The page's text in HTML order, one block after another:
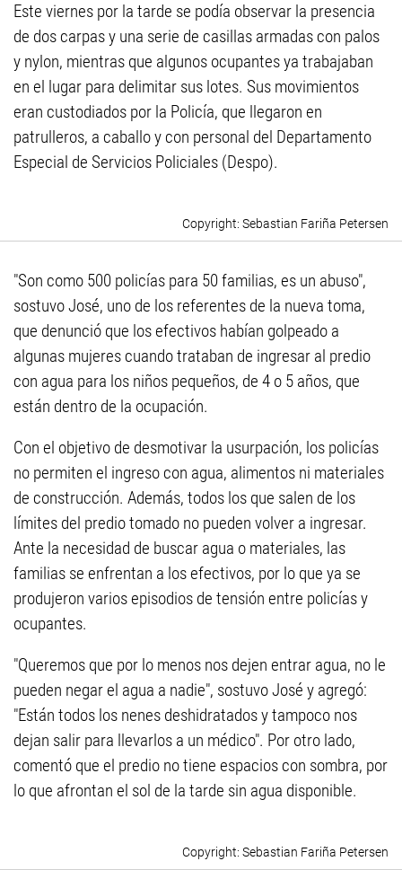
Este viernes por la tarde se podía observar la presencia
de dos carpas y una serie de casillas armadas con palos
y nylon, mientras que algunos ocupantes ya trabajaban
en el lugar para delimitar sus lotes. Sus movimientos
eran custodiados por la Policía, que llegaron en
patrulleros, a caballo y con personal del Departamento
Especial de Servicios Policiales (Despo).
Sebastian Fariña Petersen
"Son como 500 policías para 50 familias, es un abuso",
sostuvo José, uno de los referentes de la nueva toma,
que denunció que los efectivos habían golpeado a
algunas mujeres cuando trataban de ingresar al predio
con agua para los niños pequeños, de 4 o 5 años, que
están dentro de la ocupación.
Con el objetivo de desmotivar la usurpación, los policías
no permiten el ingreso con agua, alimentos ni materiales
de construcción. Además, todos los que salen de los
límites del predio tomado no pueden volver a ingresar.
Ante la necesidad de buscar agua o materiales, las
familias se enfrentan a los efectivos, por lo que ya se
produjeron varios episodios de tensión entre policías y
ocupantes.
"Queremos que por lo menos nos dejen entrar agua, no le
pueden negar el agua a nadie", sostuvo José y agregó:
"Están todos los nenes deshidratados y tampoco nos
dejan salir para llevarlos a un médico". Por otro lado,
comentó que el predio no tiene espacios con sombra, por
lo que afrontan el sol de la tarde sin agua disponible.
Sebastian Fariña Petersen